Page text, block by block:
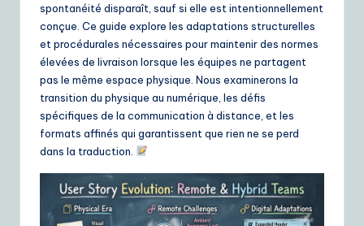
o
A
&
spontanéité disparaît, sauf si elle est intentionnellement
conçue. Ce guide explore les adaptations structurelles
et procédurales nécessaires pour maintenir des normes
élevées de livraison lorsque les équipes ne partagent
pas le même espace physique. Nous examinerons la
transition du physique au numérique, les défis
spécifiques de la communication à distance, et les
formats affinés qui garantissent que rien ne se perd
dans la traduction.